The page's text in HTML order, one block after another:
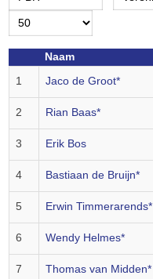
Naam
1 Jaco de Groot*
2 Rian Baas*
3 Erik Bos
4 Bastiaan de Bruijn*
5 Erwin Timmerarends*
6 Wendy Helmes*
7 Thomas van Midden*